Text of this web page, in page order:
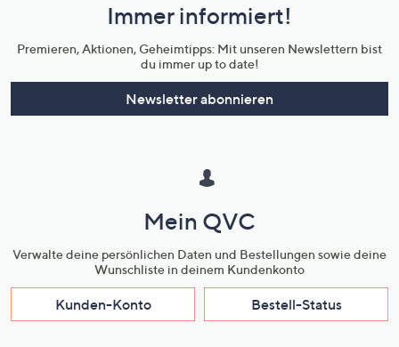
Unternehmensinformationen
Immer informiert!
Premieren, Aktionen, Geheimtipps: Mit unseren Newslettern bist
du immer up to date!
Newsletter abonnieren
Mein QVC
Verwalte deine persönlichen Daten und Bestellungen sowie deine
Wunschliste in deinem Kundenkonto
Kunden-Konto Bestell-Status